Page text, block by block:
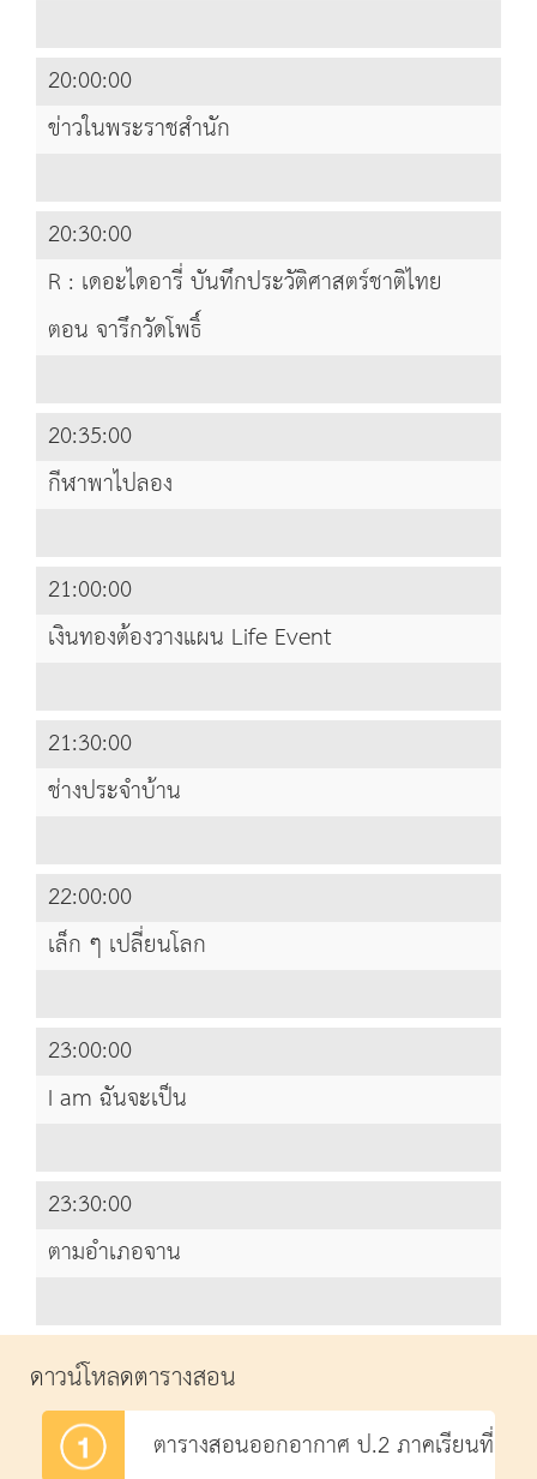
20:00:00
ข่าวในพระราชสำนัก
20:30:00
R : เดอะไดอารี่ บันทึกประวัติศาสตร์ชาติไทย
ตอน จารึกวัดโพธิ์
20:35:00
กีฬาพาไปลอง
21:00:00
เงินทองต้องวางแผน Life Event
21:30:00
ช่างประจำบ้าน
22:00:00
เล็ก ๆ เปลี่ยนโลก
23:00:00
I am ฉันจะเป็น
23:30:00
ตามอำเภอจาน
ดาวน์โหลดตารางสอน
ตารางสอนออกอากาศ ป.2 ภาคเรียนที่